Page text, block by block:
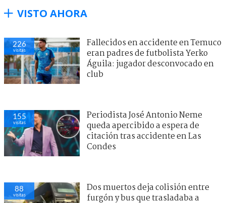
VISTO AHORA
226
visitas
Fallecidos en accidente en Temuco
eran padres de futbolista Yerko
Águila: jugador desconvocado en
club
155
visitas
Periodista José Antonio Neme
queda apercibido a espera de
citación tras accidente en Las
Condes
88
visitas
Dos muertos deja colisión entre
furgón y bus que trasladaba a